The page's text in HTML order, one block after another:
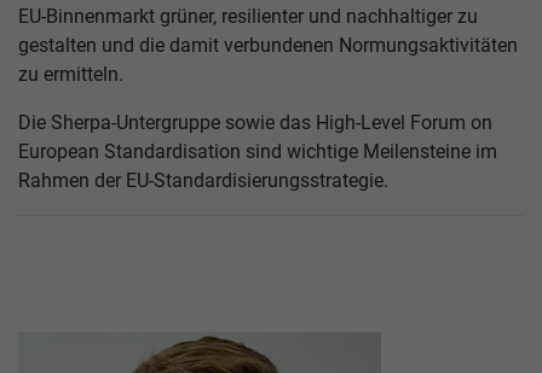
EU-Binnenmarkt grüner, resilienter und nachhaltiger zu
gestalten und die damit verbundenen Normungsaktivitäten
zu ermitteln.
Die Sherpa-Untergruppe sowie das High-Level Forum on
European Standardisation sind wichtige Meilensteine im
Rahmen der EU-Standardisierungsstrategie.